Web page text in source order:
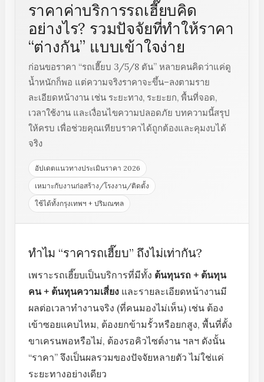
ราคาค่าบริการรถเฮี๊ยบคิด
อย่างไร? รวมปัจจัยที่ทำให้ราคา
“ต่างกัน” แบบเข้าใจง่าย
ก่อนขอราคา “รถเฮี๊ยบ 3/5/8 ตัน” หลายคนคิดว่าแค่ดู
น้ำหนักก็พอ แต่ความจริงราคาจะขึ้น–ลงตามราย
ละเอียดหน้างาน เช่น ระยะทาง, ระยะยก, พื้นที่จอด,
เวลาใช้งาน และเงื่อนไขความปลอดภัย บทความนี้สรุป
ให้ครบ เพื่อช่วยคุณเทียบราคาได้ถูกต้องและคุมงบได้
จริง
อัปเดตแนวทางประเมินราคา 2026
เหมาะกับงานก่อสร้าง/โรงงาน/ติดตั้ง
ใช้ได้ทั้งกรุงเทพฯ + ปริมณฑล
ทำไม “ราคารถเฮี๊ยบ” ถึงไม่เท่ากัน?
เพราะรถเฮี๊ยบเป็นบริการที่มีทั้ง ต้นทุนรถ + ต้นทุน
คน + ต้นทุนความเสี่ยงและรายละเอียดหน้างานมี
ผลต่อเวลาทำงานจริง (ที่คนมองไม่เห็น) เช่น ต้อง
เข้าซอยแคบไหม, ต้องยกข้ามรั้วหรือยกสูง, พื้นที่ตั้ง
ขาเครนพอหรือไม่, ต้องรอคิวไซต์งาน ฯลฯ ดังนั้น
“ราคา” จึงเป็นผลรวมของปัจจัยหลายตัว ไม่ใช่แค่
ระยะทางอย่างเดียว